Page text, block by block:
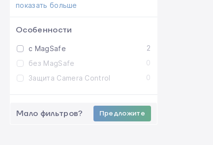
показать больше
Особенности
с MagSafe
2
без MagSafe
0
Защита Camera Control
0
Мало фильтров? Предложите